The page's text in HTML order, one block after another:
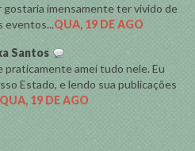
gostaria imensamente ter vivido de
eventos...QUA, 19 DE AGO
Santos
praticamente amei tudo nele. Eu
Estado, e lendo sua publicações
QUA, 19 DE AGO